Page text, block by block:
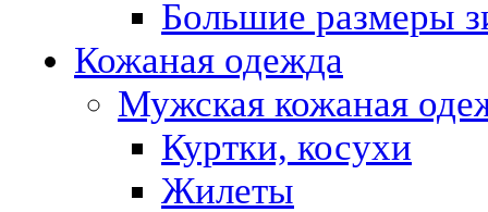
Большие размеры
Кожаная одежда
Мужская кожаная
Куртки, косухи
Жилеты